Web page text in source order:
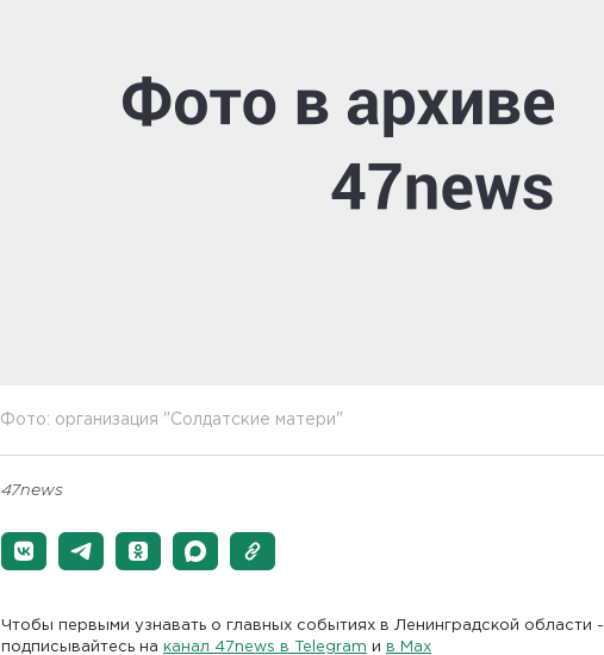
Фото: организация "Солдатские матери"
47news
Чтобы первыми узнавать о главных событиях в Ленинградской области -
подписывайтесь на канал 47news в Telegram и в Maх